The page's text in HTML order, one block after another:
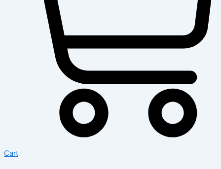
Cart